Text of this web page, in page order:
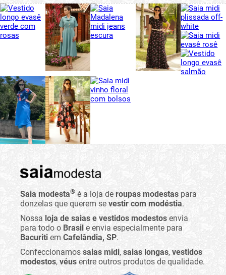
Saia modesta® é a loja de roupas modestas para
donzelas que querem se vestir com modéstia.
Nossa loja de saias e vestidos modestos envia
para todo o Brasil e envia especialmente para
Bacuriti em Cafelândia, SP.
Confeccionamos saias midi, saias longas, vestidos
modestos, véus entre outros produtos de qualidade.